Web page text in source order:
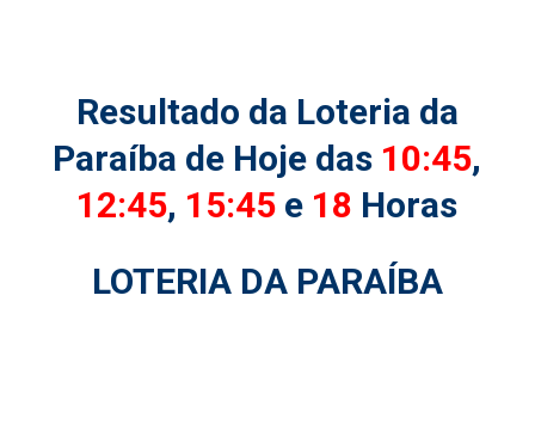
Resultado da Loteria da
Paraíba de Hoje das 10:45,
12:45, 15:45 e 18 Horas
LOTERIA DA PARAÍBA